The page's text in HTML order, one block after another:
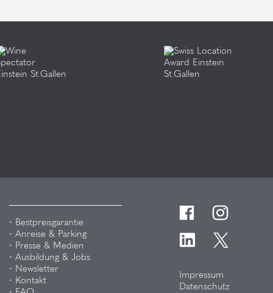
Bestpreisgarantie
Anreise & Parking
Presse & Medien
Ausbildung & Jobs
Newsletter
Kontakt
Impressum
Datenschutz